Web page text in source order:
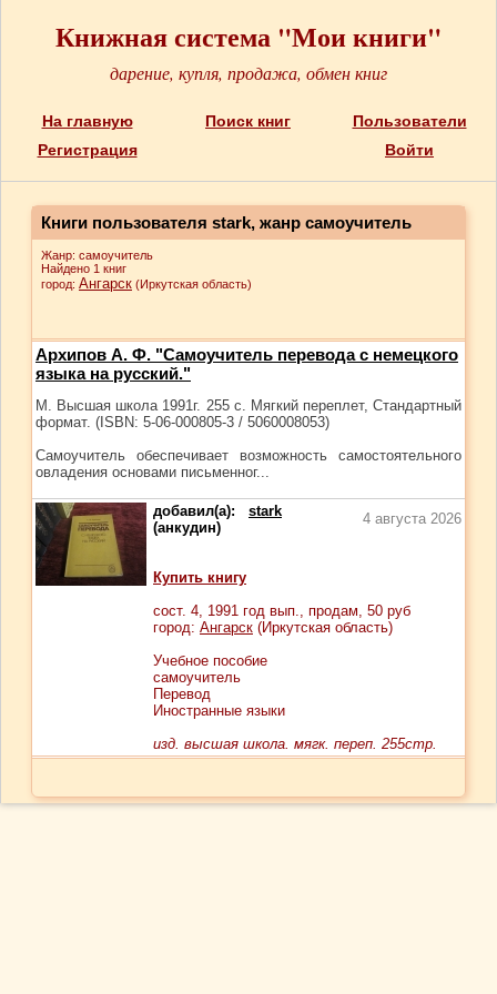
Книжная система "Мои книги"
дарение, купля, продажа, обмен книг
На главную Поиск книг
Пользователи
Регистрация
Войти
Книги пользователя stark, жанр самоучитель
Жанр: самоучитель
Найдено 1 книг
город: Ангарск (Иркутская область)
Архипов А. Ф. "Самоучитель перевода с немецкого
языка на русский."
М. Высшая школа 1991г. 255 с. Мягкий переплет, Стандартный
формат. (ISBN: 5-06-000805-3 / 5060008053)
Самоучитель обеспечивает возможность самостоятельного
овладения основами письменног...
добавил(а): stark
(анкудин)
4 августа 2026
Купить книгу
сост. 4, 1991 год вып., продам, 50 руб
город: Ангарск (Иркутская область)
Учебное пособие
самоучитель
Перевод
Иностранные языки
изд. высшая школа. мягк. переп. 255стр.